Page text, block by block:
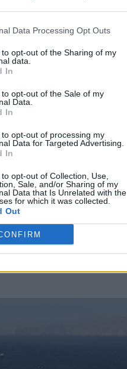
Data Processing Opt Outs
to opt-out of the Sharing of my
data.
In
to opt-out of the Sale of my
Data.
In
to opt-out of processing my
Data for Targeted Advertising.
In
opt-out of Collection, Use,
Sale, and/or Sharing of my
Data that Is Unrelated with the
for which it was collected.
Out